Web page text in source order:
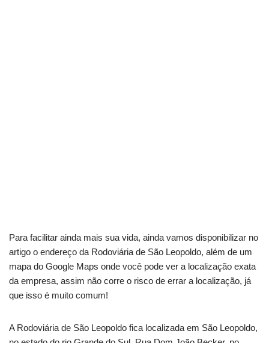
Para facilitar ainda mais sua vida, ainda vamos disponibilizar no
artigo o endereço da Rodoviária de São Leopoldo, além de um
mapa do Google Maps onde você pode ver a localização exata
da empresa, assim não corre o risco de errar a localização, já
que isso é muito comum!
A Rodoviária de São Leopoldo fica localizada em São Leopoldo,